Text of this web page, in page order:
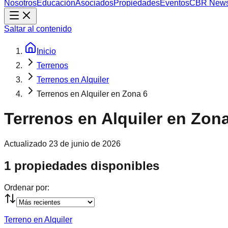
NosotrosEducaciónAsociadosPropiedadesEventosCBR
Saltar al contenido
Inicio
Terrenos
Terrenos en Alquiler
Terrenos en Alquiler en Zona 6
Terrenos en Alquiler en
Actualizado 23 de junio de 2026
1 propiedades disponibles
Ordenar por:
Terreno en Alquiler